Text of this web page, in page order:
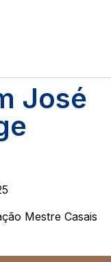
José
Mestre Casais